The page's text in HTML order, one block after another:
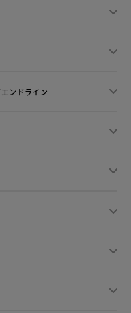
エンドライン